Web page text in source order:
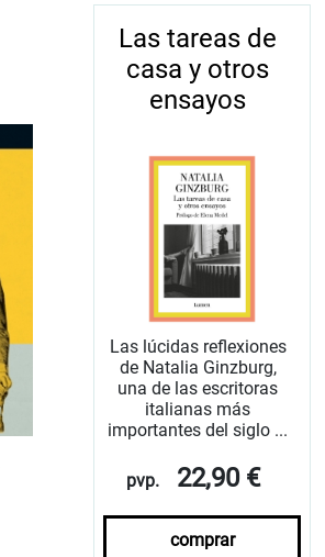
Las tareas de
casa y otros
ensayos
Las lúcidas reflexiones
de Natalia Ginzburg,
una de las escritoras
italianas más
importantes del siglo ...
pvp. 22,90 €
comprar